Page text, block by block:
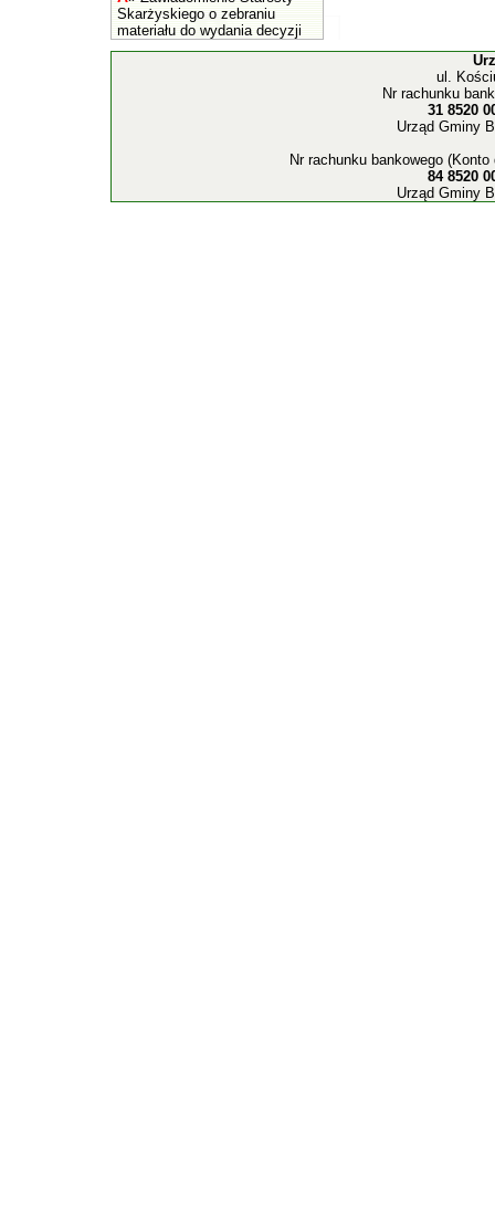
Skarżyskiego o zebraniu
materiału do wydania decyzji
ul.
Nr rachunku
31 8520
Urząd Gminy
Nr rachunku bankowego
84 8520
Urząd Gminy